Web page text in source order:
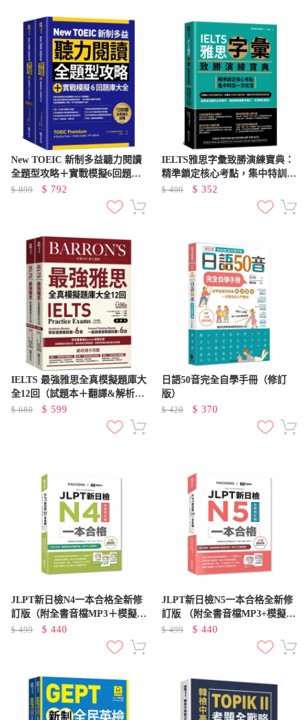
New TOEIC 新制多益聽力閱讀
全題型攻略＋實戰模擬6回題庫
大全（附QR Code線上音檔）
$899 $ 792
IELTS雅思字彙致勝演練寶典：
精準鎖定核心考點，集中特訓一
次攻頂
$400 $ 352
IELTS 最強雅思全真模擬題庫大
全12回（試題本＋翻譯&解析
本/ 附QR Code 線上音檔＋ 防
$680 $ 599
日語50音完全自學手冊（修訂
版）
$420 $ 370
JLPT新日檢N4一本合格全新修
訂版（附全書音檔MP3＋模擬試
題暨詳解4回＋單字文法記憶小
$499 $ 440
JLPT新日檢N5一本合格全新修
訂版 （附全書音檔MP3+模擬試
題暨詳解4回+單字文法記憶小
$499 $ 440